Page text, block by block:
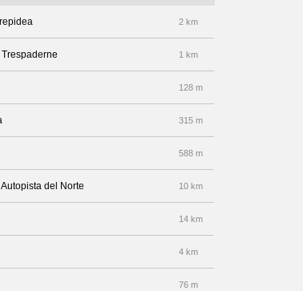
2 km
1 km
128 m
315 m
588 m
del Norte 10 km
14 km
4 km
76 m